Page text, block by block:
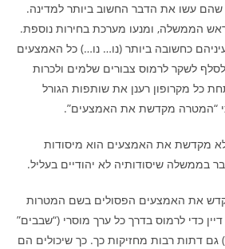
שהם עשו את הדבר החשוב ביותר למדינה.
הממשלה, ומנעו מערכת בחירות נוספת.
כחשובה ביותר (נו… נו…) כל האמצעים
לשקר לרמוס צבורים שלמים ולכרות
כל מקרופון רענן את שותפות הגורל
“המטרה מקדשת את האמצעים”.
מקדשת את האמצעים הוא מיסודות
בממשלה שיסודותיה לא יהודיים בעליל.
את האמצעים הפסולים בשם המטרות
כדי לרמוס בדרך כל ערך מוסרי (“שבבים”
גם דתות רבות מחזיקות כך. כך שיכולים הם